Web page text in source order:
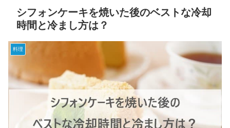
シフォンケーキを焼いた後のベストな冷却
時間と冷まし方は？
料理